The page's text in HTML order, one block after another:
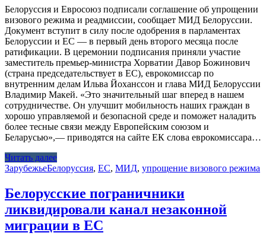
Белоруссия и Евросоюз подписали соглашение об упрощении
визового режима и реадмиссии, сообщает МИД Белоруссии.
Документ вступит в силу после одобрения в парламентах
Белоруссии и ЕС — в первый день второго месяца после
ратификации. В церемонии подписания приняли участие
заместитель премьер-министра Хорватии Давор Божинович
(страна председательствует в ЕС), еврокомиссар по
внутренним делам Ильва Йоханссон и глава МИД Белоруссии
Владимир Макей. «Это значительный шаг вперед в нашем
сотрудничестве. Он улучшит мобильность наших граждан в
хорошо управляемой и безопасной среде и поможет наладить
более тесные связи между Европейским союзом и
Беларусью»,— приводятся на сайте ЕК слова еврокомиссара…
Читать далее
ЗарубежьеБелоруссия, ЕС, МИД, упрощение визового режима
Белорусские пограничники
ликвидировали канал незаконной
миграции в ЕС